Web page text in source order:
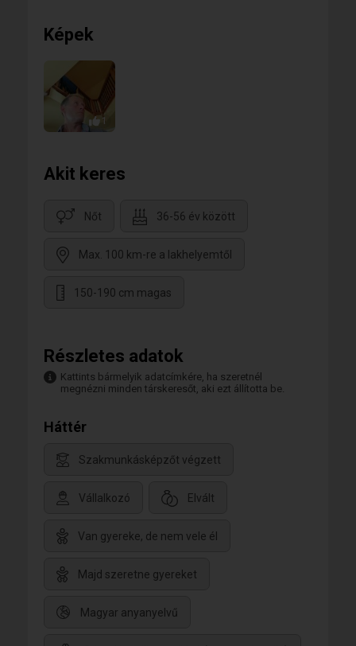
Képek
1
Akit keres
Nőt 36-56 év között
Max. 100 km-re a lakhelyemtől
150-190 cm magas
Részletes adatok
Kattints bármelyik adatcímkére, ha szeretnél
megnézni minden társkeresőt, aki ezt állította be.
Háttér
Szakmunkásképzőt végzett
Vállalkozó Elvált
Van gyereke, de nem vele él
Majd szeretne gyereket
Magyar anyanyelvű